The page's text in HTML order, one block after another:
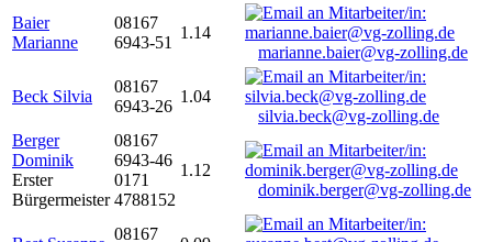
Baier
Marianne
08167
6943-51
1.14
marianne.baier@vg-zolling.de
Beck Silvia
08167
6943-26
1.04
silvia.beck@vg-zolling.de
Berger
Dominik
Erster
Bürgermeister
08167
6943-46
0171
4788152
1.12
dominik.berger@vg-zolling.de
08167